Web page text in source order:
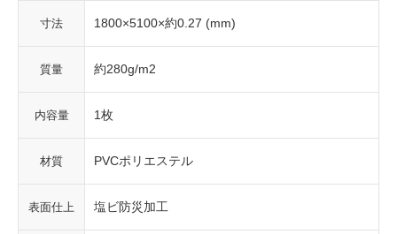
寸法 1800×5100×約0.27 (mm)
質量 約280g/m2
内容量 1枚
材質 PVCポリエステル
表面仕上 塩ビ防災加工